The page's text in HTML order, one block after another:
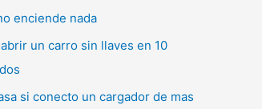
enciende nada
un carro sin llaves en 10
si conecto un cargador de mas